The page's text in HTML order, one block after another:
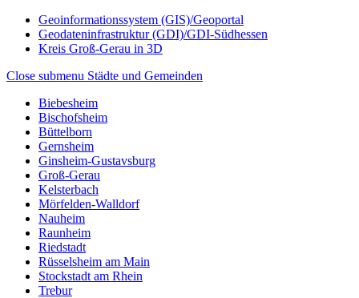
Geoinformationssystem (GIS)/Geoportal
Geodateninfrastruktur (GDI)/GDI-Südhessen
Kreis Groß-Gerau in 3D
Close submenu Städte und Gemeinden
Biebesheim
Bischofsheim
Büttelborn
Gernsheim
Ginsheim-Gustavsburg
Groß-Gerau
Kelsterbach
Mörfelden-Walldorf
Nauheim
Raunheim
Riedstadt
Rüsselsheim am Main
Stockstadt am Rhein
Trebur